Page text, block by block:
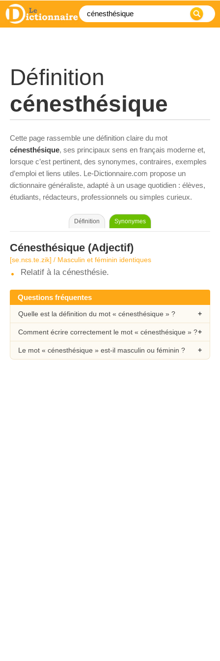
Définition
cénesthésique
Cette page rassemble une définition claire du mot
cénesthésique, ses principaux sens en français moderne et,
lorsque c’est pertinent, des synonymes, contraires, exemples
d’emploi et liens utiles. Le-Dictionnaire.com propose un
dictionnaire généraliste, adapté à un usage quotidien : élèves,
étudiants, rédacteurs, professionnels ou simples curieux.
Définition Synonymes
Cénesthésique (Adjectif)
[se.nɛs.te.zik] / Masculin et féminin identiques
Relatif à la cénesthésie.
Questions fréquentes
Quelle est la définition du mot « cénesthésique » ?
Comment écrire correctement le mot « cénesthésique » ?
Le mot « cénesthésique » est-il masculin ou féminin ?